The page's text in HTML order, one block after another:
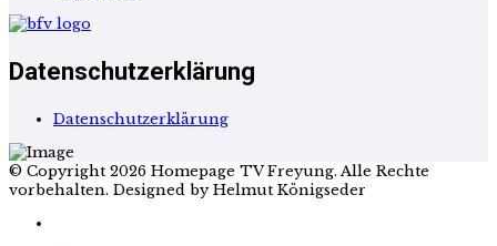
Datenschutzerklärung
Datenschutzerklärung
© Copyright 2026 Homepage TV Freyung. Alle Rechte
vorbehalten. Designed by Helmut Königseder